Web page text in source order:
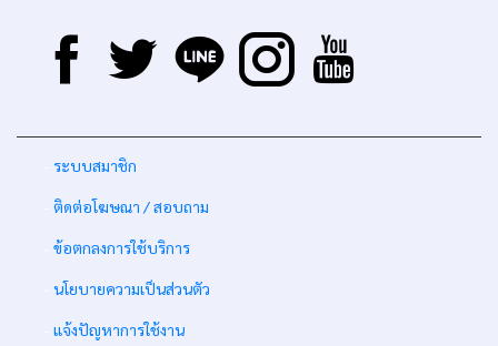
ระบบสมาชิก
ติดต่อโฆษณา / สอบถาม
ข้อตกลงการใช้บริการ
นโยบายความเป็นส่วนตัว
แจ้งปัญหาการใช้งาน